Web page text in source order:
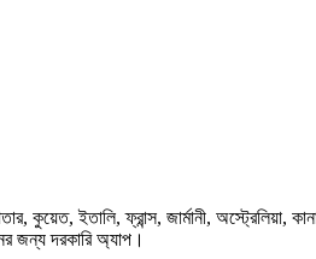
ইতালি, ফ্রান্স, জার্মানী, অস্ট্রেলিয়া,
জন্য দরকারি অ্যাপ।